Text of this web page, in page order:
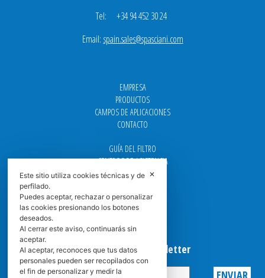
Tel: +34 94 452 30 24
Email: spain.sales@spasciani.com
EMPRESA
PRODUCTOS
CAMPOS DE APLICACIONES
CONTACTO
GUÍA DEL FILTRO
CENTROS DE ASISTENCIA
DOWNLOAD
FAQ
CARRERA
GRADUADAS
Suscribirse a la Newsletter
✕
Este sitio utiliza cookies técnicas y de
perfilado.
Puedes aceptar, rechazar o personalizar
las cookies presionando los botones
deseados.
Al cerrar este aviso, continuarás sin
aceptar.
Al aceptar, reconoces que tus datos
personales pueden ser recopilados con
el fin de personalizar y medir la